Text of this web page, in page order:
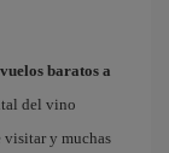
vuelos baratos a
del vino
visitar y muchas